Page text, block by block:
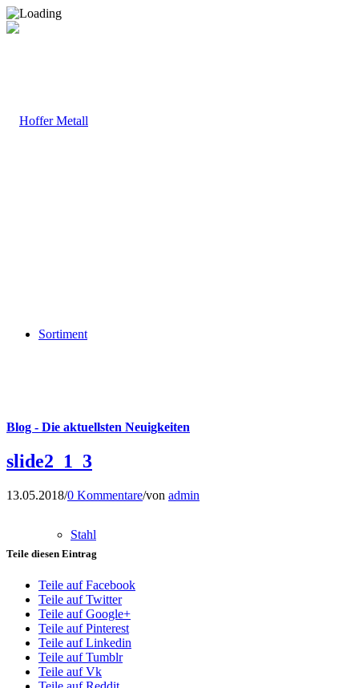
Sortiment
Stahl
Blog - Die aktuellsten Neuigkeiten
slide2_1_3
13.05.2018/0 Kommentare/von admin
Teile diesen Eintrag
Teile auf Facebook
Teile auf Twitter
Teile auf Google+
Teile auf Pinterest
Teile auf Linkedin
Teile auf Tumblr
Teile auf Vk